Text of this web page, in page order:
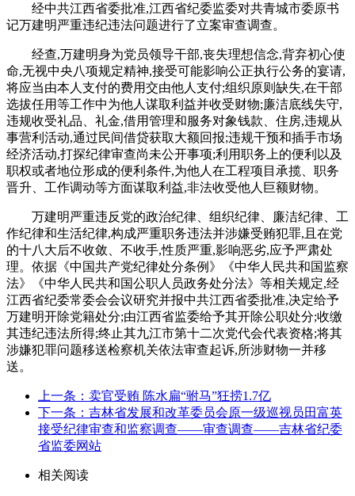
经中共江西省委批准,江西省纪委监委对共青城市委原书
记万建明严重违纪违法问题进行了立案审查调查。
经查,万建明身为党员领导干部,丧失理想信念,背弃初心使
命,无视中央八项规定精神,接受可能影响公正执行公务的宴请,
将应当由本人支付的费用交由他人支付;组织原则缺失,在干部
选拔任用等工作中为他人谋取利益并收受财物;廉洁底线失守,
违规收受礼品、礼金,借用管理和服务对象钱款、住房,违规从
事营利活动,通过民间借贷获取大额回报;违规干预和插手市场
经济活动,打探纪律审查尚未公开事项;利用职务上的便利以及
职权或者地位形成的便利条件,为他人在工程项目承揽、职务
晋升、工作调动等方面谋取利益,非法收受他人巨额财物。
万建明严重违反党的政治纪律、组织纪律、廉洁纪律、工
作纪律和生活纪律,构成严重职务违法并涉嫌受贿犯罪,且在党
的十八大后不收敛、不收手,性质严重,影响恶劣,应予严肃处
理。依据《中国共产党纪律处分条例》《中华人民共和国监察
法》《中华人民共和国公职人员政务处分法》等相关规定,经
江西省纪委常委会会议研究并报中共江西省委批准,决定给予
万建明开除党籍处分;由江西省监委给予其开除公职处分;收缴
其违纪违法所得;终止其九江市第十二次党代会代表资格;将其
涉嫌犯罪问题移送检察机关依法审查起诉,所涉财物一并移
送。
上一条：卖官受贿 陈水扁“驸马”狂捞1.7亿
下一条：吉林省发展和改革委员会原一级巡视员田富英
接受纪律审查和监察调查——审查调查——吉林省纪委
省监委网站
相关阅读